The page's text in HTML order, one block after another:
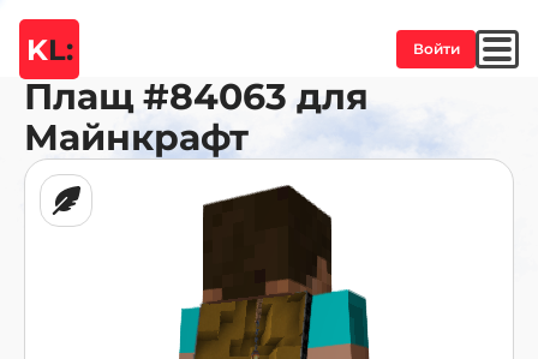
KL: Войти
Плащ #84063 для
Майнкрафт